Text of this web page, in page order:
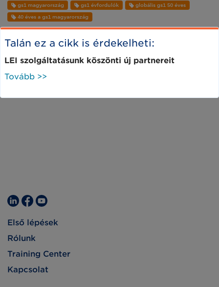
gs1 magyarország gs1 évfordulók
globális gs1 50 éves
40 éves a gs1 magyarország
Talán ez a cikk is érdekelheti:
LEI szolgáltatásunk köszönti új partnereit
Tovább >>
Első lépések
Rólunk
Training Center
Kapcsolat